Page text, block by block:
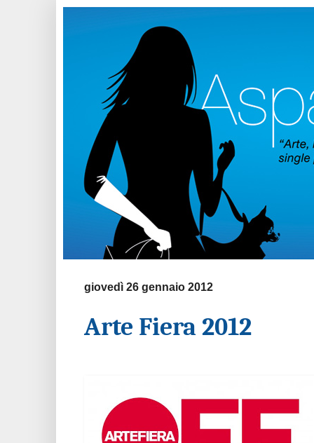
giovedì 26 gennaio 2012
Arte Fiera 2012